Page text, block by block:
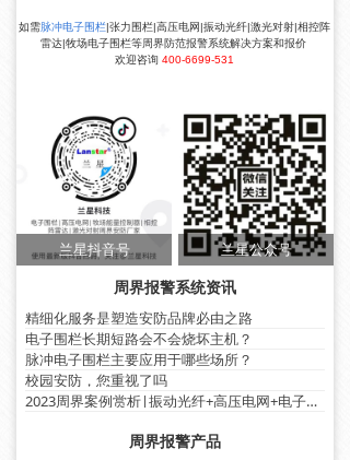
周界报警产品
周界报警系统资讯
精细化服务是塑造安防品牌必由之路
电子围栏长期短路会不会烧坏主机？
脉冲电子围栏主要应用于哪些场所？
校园安防，您重视了吗
2023周界案例赏析|振动光纤+高压电网+电子围栏篇
如需脉冲电子围栏|张力围栏|高压电网|振动光纤|激光对射|相控阵
雷达|牧场电子围栏等周界防范报警系统解决方案和报价
欢迎咨询 400-6699-531
兰星抖音号 兰星公众号